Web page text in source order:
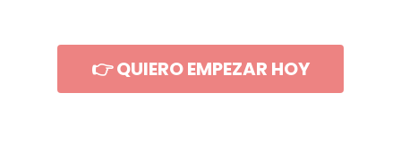
👉 QUIERO EMPEZAR HOY